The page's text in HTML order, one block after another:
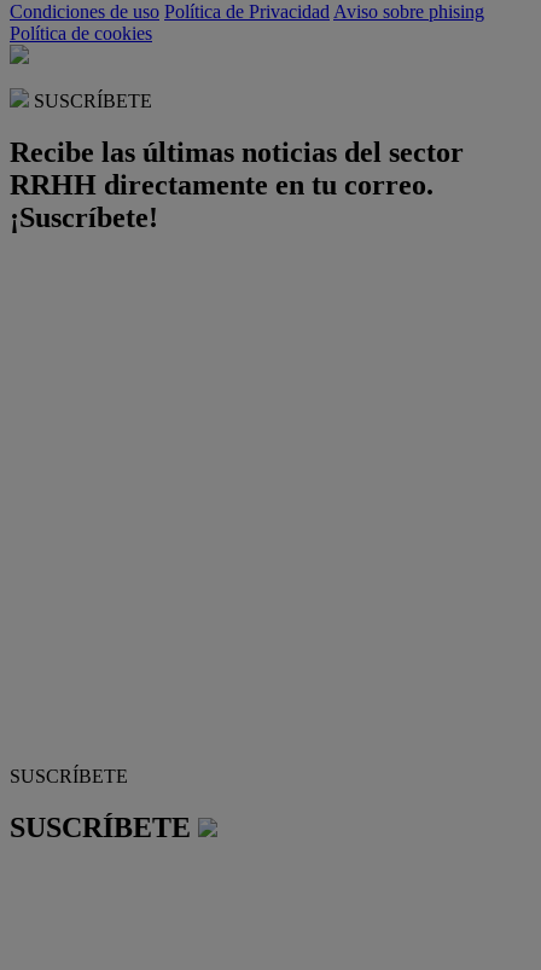
Condiciones de uso Política de Privacidad Aviso sobre phising
Política de cookies
SUSCRÍBETE
Recibe las últimas noticias del sector
RRHH directamente en tu correo.
¡Suscríbete!
SUSCRÍBETE
SUSCRÍBETE